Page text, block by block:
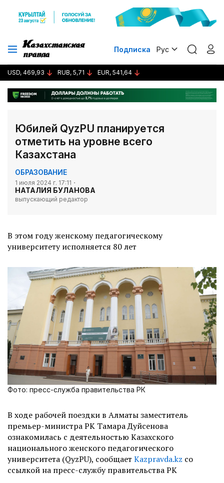
Подписка Рус
USD, 469,93 RUB, 5,71 EUR, 541,64
Юбилей QyzPU планируется
отметить на уровне всего
Казахстана
ОБРАЗОВАНИЕ
1 июля 2024 г. 17:11
НАТАЛИЯ БУЛАНОВА
выпускающий редактор
В этом году женскому педагогическому
университету исполняется 80 лет
Фото: пресс-служба правительства РК
В ходе рабочей поездки в Алматы заместитель
премьер-министра РК Тамара Дуйсенова
ознакомилась с деятельностью Казахского
национального женского педагогического
университета (QyzPU), сообщает Kazpravda.kz со
ссылкой на пресс-службу правительства РК